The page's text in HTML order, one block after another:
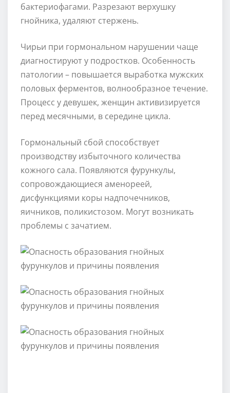
бактериофагами. Разрезают верхушку
гнойника, удаляют стержень.
Чирьи при гормональном нарушении чаще
диагностируют у подростков. Особенность
патологии – повышается выработка мужских
половых ферментов, волнообразное течение.
Процесс у девушек, женщин активизируется
перед месячными, в середине цикла.
Гормональный сбой способствует
производству избыточного количества
кожного сала. Появляются фурункулы,
сопровождающиеся аменореей,
дисфункциями коры надпочечников,
яичников, поликистозом. Могут возникать
проблемы с зачатием.